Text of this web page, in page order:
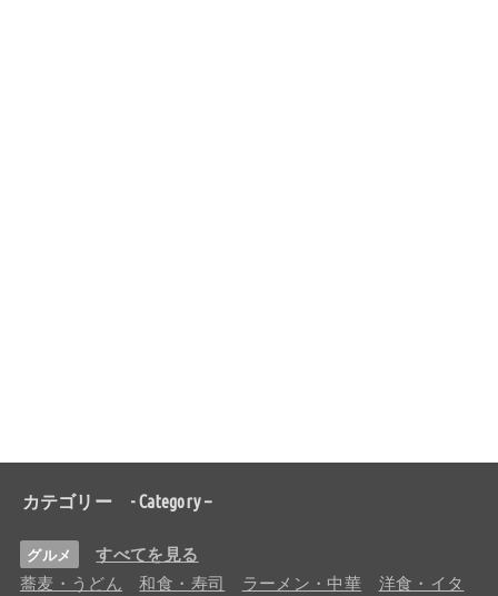
カテゴリー - Category –
グルメ すべてを見る
蕎麦・うどん 和食・寿司 ラーメン・中華
洋食・イタ